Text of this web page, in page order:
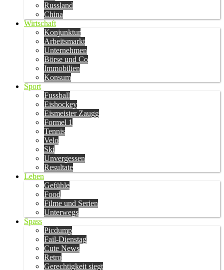
Russland
China
Wirtschaft
Konjunktur
Arbeitsmarkt
Unternehmen
Börse und Co
Immobilien
Konsum
Sport
Fussball
Eishockey
Eismeister Zaugg
Formel 1
Tennis
Velo
Ski
Unvergessen
Resultate
Leben
Gefühle
Food
Filme und Serien
Unterwegs
Spass
Picdump
Fail-Dienstag
Cute News
Retro
Gerechtigkeit siegt